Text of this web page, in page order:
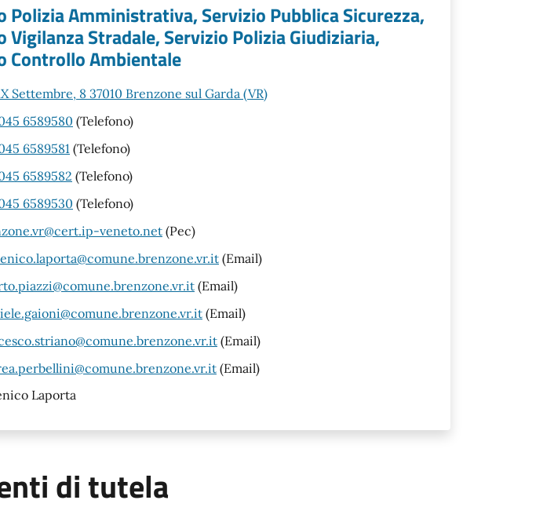
Polizia Amministrativa, Servizio Pubblica Sicurezza,
Vigilanza Stradale, Servizio Polizia Giudiziaria,
Controllo Ambientale
Settembre, 8 37010 Brenzone sul Garda (VR)
6589580 (Telefono)
6589581 (Telefono)
6589582 (Telefono)
6589530 (Telefono)
veneto.net(Pec)
(Email)
(Email)
(Email)
(Email)
(Email)
Laporta
di tutela